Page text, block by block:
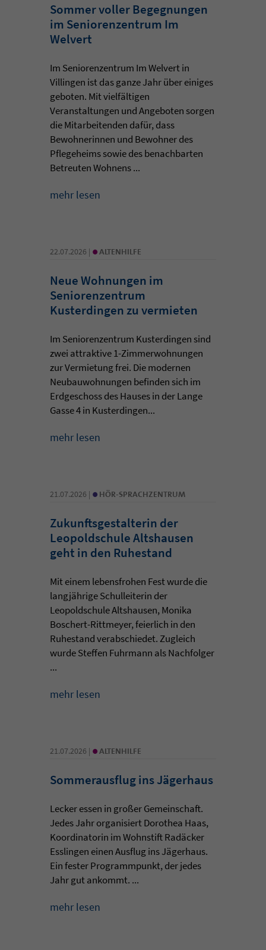
Sommer voller Begegnungen
im Seniorenzentrum Im
Welvert
Im Seniorenzentrum Im Welvert in
Villingen ist das ganze Jahr über einiges
geboten. Mit vielfältigen
Veranstaltungen und Angeboten sorgen
die Mitarbeitenden dafür, dass
Bewohnerinnen und Bewohner des
Pflegeheims sowie des benachbarten
Betreuten Wohnens ...
mehr lesen
22.07.2026 | • ALTENHILFE
Neue Wohnungen im
Seniorenzentrum
Kusterdingen zu vermieten
Im Seniorenzentrum Kusterdingen sind
zwei attraktive 1-Zimmerwohnungen
zur Vermietung frei. Die modernen
Neubauwohnungen befinden sich im
Erdgeschoss des Hauses in der Lange
Gasse 4 in Kusterdingen...
mehr lesen
21.07.2026 | • HÖR-SPRACHZENTRUM
Zukunftsgestalterin der
Leopoldschule Altshausen
geht in den Ruhestand
Mit einem lebensfrohen Fest wurde die
langjährige Schulleiterin der
Leopoldschule Altshausen, Monika
Boschert-Rittmeyer, feierlich in den
Ruhestand verabschiedet. Zugleich
wurde Steffen Fuhrmann als Nachfolger
...
mehr lesen
21.07.2026 | • ALTENHILFE
Sommerausflug ins Jägerhaus
Lecker essen in großer Gemeinschaft.
Jedes Jahr organisiert Dorothea Haas,
Koordinatorin im Wohnstift Radäcker
Esslingen einen Ausflug ins Jägerhaus.
Ein fester Programmpunkt, der jedes
Jahr gut ankommt. ...
mehr lesen